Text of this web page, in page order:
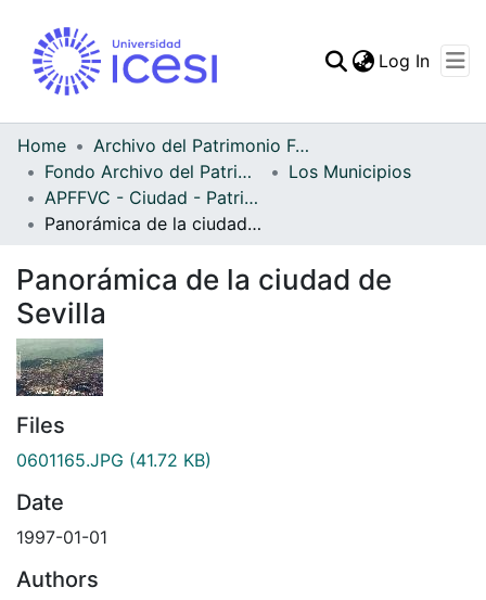
Statistics
Log In
Home
Archivo del Patrimonio Fotográfico y Fílmico del Valle del Cauca
Fondo Archivo del Patrimonio Fotográfico y Fílmico del Valle del Cauca
Los Municipios
APFFVC - Ciudad - Patrimonial
Panorámica de la ciudad de Sevilla
Panorámica de la ciudad de
Sevilla
Files
0601165.JPG (41.72 KB)
Date
1997-01-01
Authors